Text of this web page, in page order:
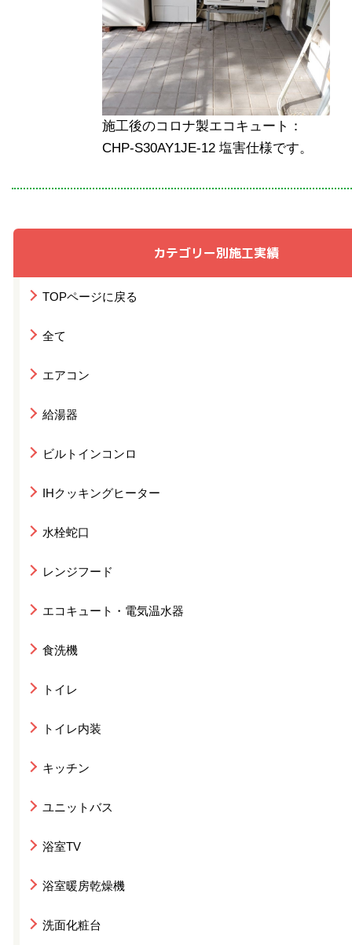
カテゴリー別施工実績
TOPページに戻る
全て
エアコン
給湯器
ビルトインコンロ
IHクッキングヒーター
水栓蛇口
レンジフード
エコキュート・電気温水器
食洗機
トイレ
トイレ内装
キッチン
ユニットバス
浴室TV
浴室暖房乾燥機
洗面化粧台
施工後のコロナ製エコキュート：
CHP-S30AY1JE-12 塩害仕様です。